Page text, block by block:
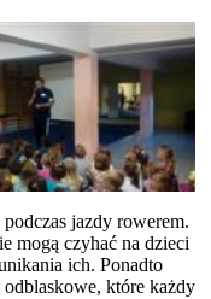
jazdy rowerem.
mogą czyhać na dzieci
ich. Ponadto
odblaskowe, które każdy